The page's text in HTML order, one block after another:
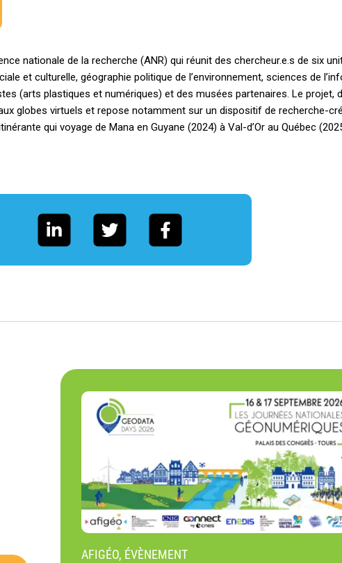
nationale de la recherche (ANR) qui réunit des chercheur.e.s de six
et culturelle, géographie politique de l’environnement, sciences de
(arts plastiques et numériques) et des musées partenaires. Le projet,
globes virtuels et repose notamment sur un dispositif de recherche-
qui voyage de Mana en Guyane (2024) à Val-d’Or au Québec
AFIGÉO, ÉVÈNEMENT